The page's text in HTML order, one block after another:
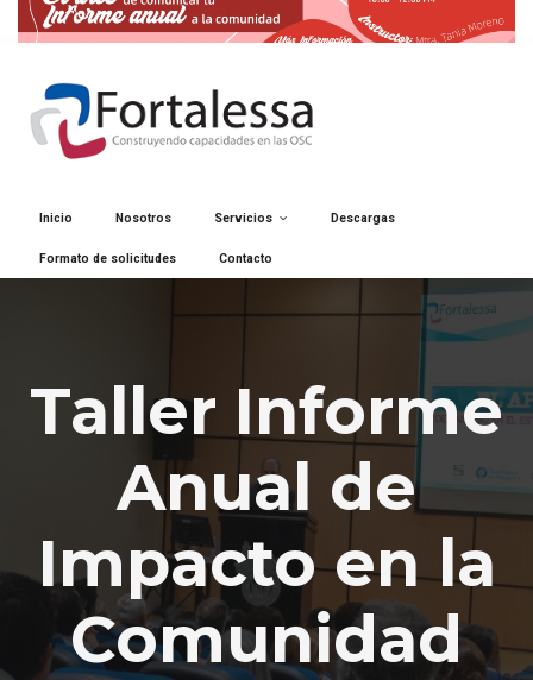
Inicio Nosotros Servicios Descargas
Formato de solicitudes Contacto
Taller Informe
Anual de
Impacto en la
Comunidad